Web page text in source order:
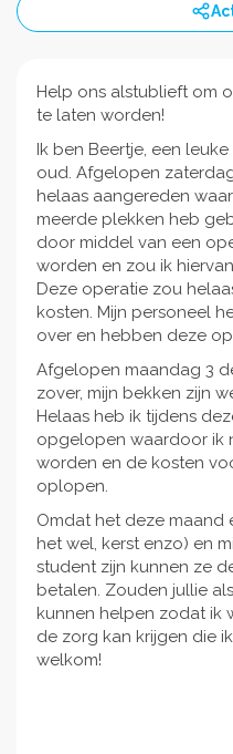
Help ons alstublieft om
te laten worden!
Ik ben Beertje, een
oud. Afgelopen
helaas aangereden
meerde plekken heb
door middel van een
worden en zou ik
Deze operatie zou
kosten. Mijn personeel
over en hebben deze
Afgelopen maandag 3
zover, mijn bekken zijn
Helaas heb ik tijdens
opgelopen waardoor ik
worden en de kosten
oplopen.
Omdat het deze maand
het wel, kerst enzo) en
student zijn kunnen ze
betalen. Zouden jullie
kunnen helpen zodat ik
de zorg kan krijgen die
welkom!